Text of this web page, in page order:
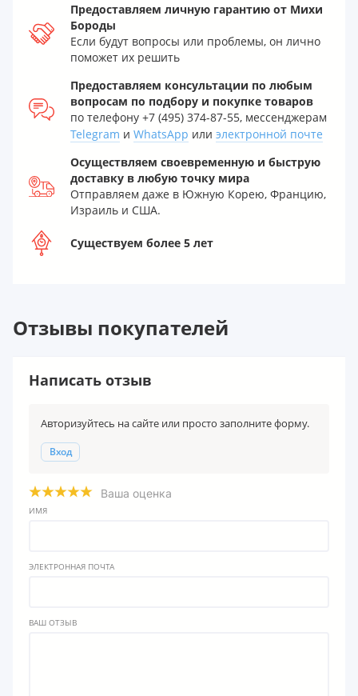
Предоставляем личную гарантию от Михи
Бороды
Если будут вопросы или проблемы, он лично
поможет их решить
Предоставляем консультации по любым
вопросам по подбору и покупке товаров
по телефону +7 (495) 374-87-55, мессенджерам
Telegram и WhatsApp или электронной почте
Осуществляем своевременную и быструю
доставку в любую точку мира
Отправляем даже в Южную Корею, Францию,
Израиль и США.
Существуем более 5 лет
Отзывы покупателей
Написать отзыв
Авторизуйтесь на сайте или просто заполните форму.
Вход
Ваша оценка
ИМЯ
ЭЛЕКТРОННАЯ ПОЧТА
ВАШ ОТЗЫВ